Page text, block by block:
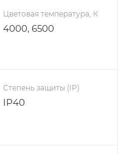
Цветовая температура, К
4000, 6500
Степень защиты (IP)
IP40